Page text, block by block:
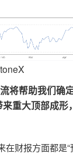
将帮助我们确
重大顶部成形
财报方面都是